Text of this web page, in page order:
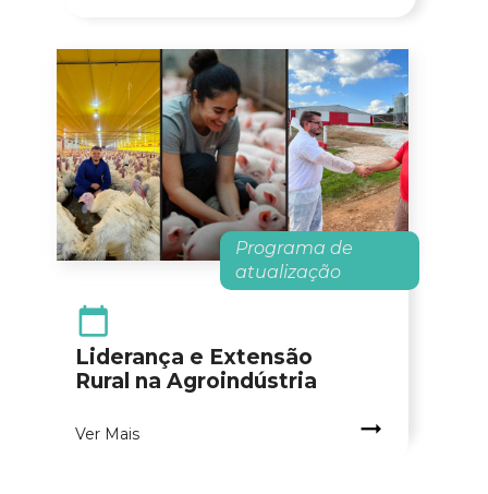
Programa de
atualização
Liderança e Extensão
Rural na Agroindústria
Ver Mais